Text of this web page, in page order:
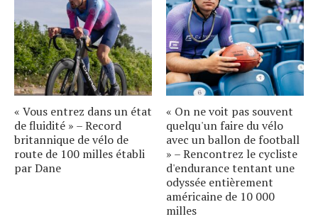
« Vous entrez dans un état
de fluidité » – Record
britannique de vélo de
route de 100 milles établi
par Dane
« On ne voit pas souvent
quelqu'un faire du vélo
avec un ballon de football
» – Rencontrez le cycliste
d'endurance tentant une
odyssée entièrement
américaine de 10 000
milles